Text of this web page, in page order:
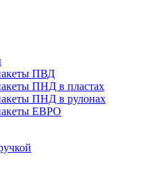
ПВД
ПНД в пластах
ПНД в рулонах
ЕВРО